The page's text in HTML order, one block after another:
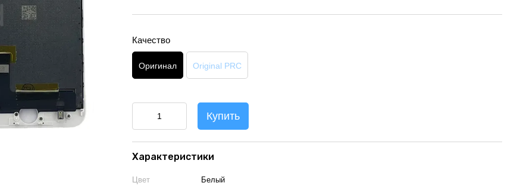
Качество
Оригинал Original PRC
Купить
Характеристики
Цвет
Белый